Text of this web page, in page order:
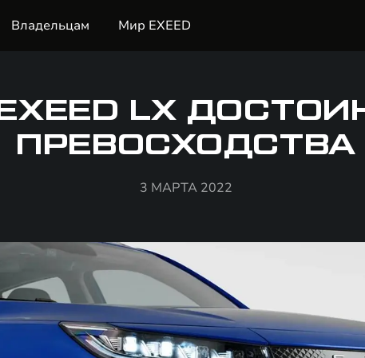
Владельцам Мир EXEED
EXEED LX
ПРЕВОСХОДСТВА
3 МАРТА 2022